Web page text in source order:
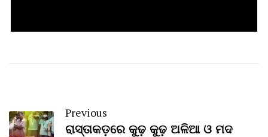
Previous
ରାସ୍ତାକଡ଼ରେ କୁଢ଼ କୁଢ଼ ଅଳିଆ ଓ ମଦ